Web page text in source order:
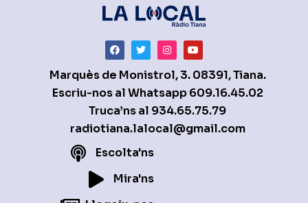
Marquès de Monistrol, 3. 08391, Tiana.
Escriu-nos al Whatsapp609.16.45.02
Truca’ns al 934.65.75.79
radiotiana.lalocal@gmail.com
Escolta'ns
Mira'ns